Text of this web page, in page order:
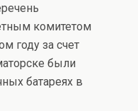
комитетом
году за счет
были
батареях в